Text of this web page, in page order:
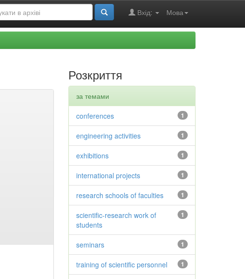
Мова
Вхід:
Розкриття
за темами
1
conferences
1
engineering activities
1
exhibitions
1
international projects
1
research schools of faculties
1
scientific-research work of
students
1
seminars
1
training of scientific personnel